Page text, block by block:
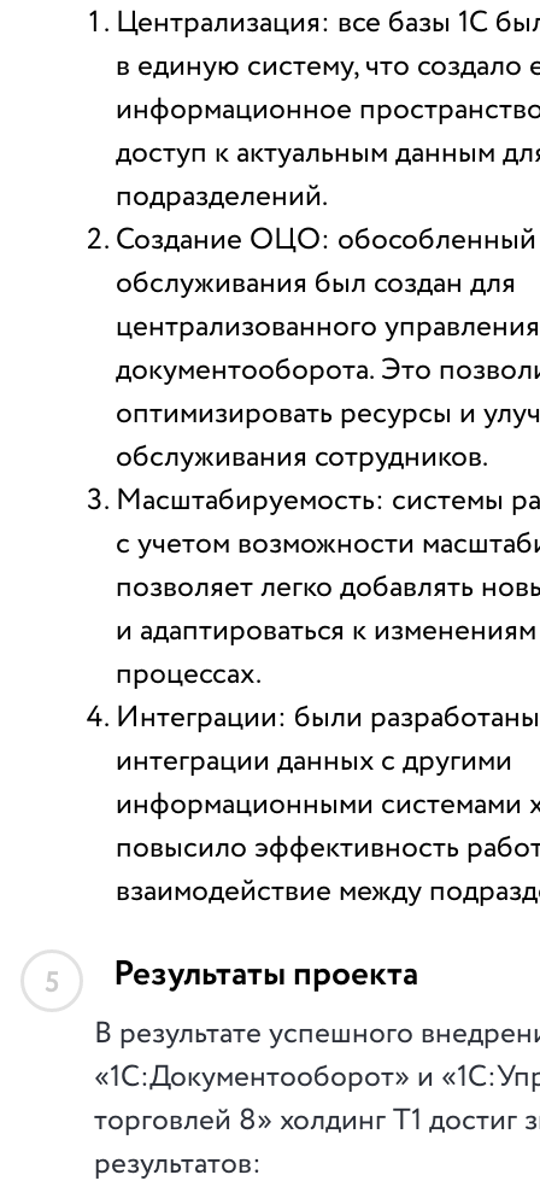
Централизация: все базы 1С
в единую систему, что создало
информационное
доступ к актуальным данным
подразделений.
Создание ОЦО:
обслуживания был создан для
централизованного
документооборота. Это
оптимизировать ресурсы и
обслуживания сотрудников.
Масштабируемость: системы
с учетом возможности
позволяет легко добавлять
и адаптироваться к
процессах.
Интеграции: были
интеграции данных с другими
информационными системами
повысило эффективность
взаимодействие между
5 Результаты проекта
В результате успешного
«1С:Документооборот» и
торговлей 8» холдинг Т1 достиг
результатов: